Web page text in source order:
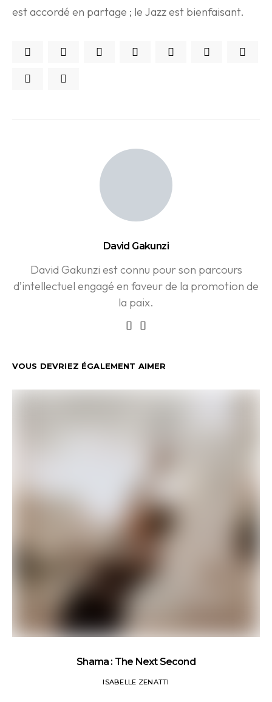
est accordé en partage ; le Jazz est bienfaisant.
David Gakunzi
David Gakunzi est connu pour son parcours
d’intellectuel engagé en faveur de la promotion de
la paix.
VOUS DEVRIEZ ÉGALEMENT AIMER
Shama : The Next Second
ISABELLE ZENATTI